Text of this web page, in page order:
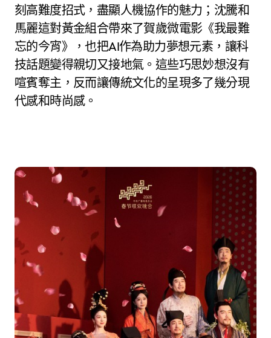
刻高難度招式，盡顯人機協作的魅力；沈騰和
馬麗這對黃金組合帶來了賀歲微電影《我最難
忘的今宵》，也把AI作為助力夢想元素，讓科
技話題變得親切又接地氣。這些巧思妙想沒有
喧賓奪主，反而讓傳統文化的呈現多了幾分現
代感和時尚感。